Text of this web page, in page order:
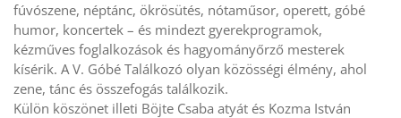
fúvószene, néptánc, ökrösütés, nótaműsor, operett, góbé
humor, koncertek – és mindezt gyerekprogramok,
kézműves foglalkozások és hagyományőrző mesterek
kísérik. A V. Góbé Találkozó olyan közösségi élmény, ahol
zene, tánc és összefogás találkozik.
Külön köszönet illeti Böjte Csaba atyát és Kozma István